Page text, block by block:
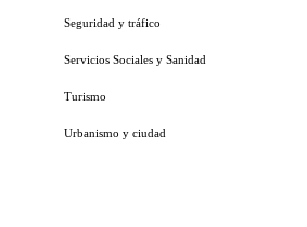
Seguridad y tráfico
Servicios Sociales y Sanidad
Turismo
Urbanismo y ciudad